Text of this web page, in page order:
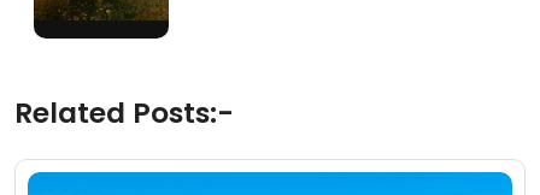
Related Posts:-